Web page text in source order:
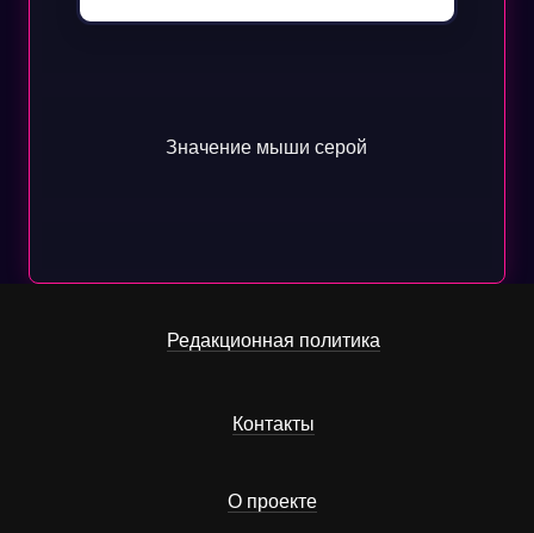
Значение мыши серой
Редакционная политика
Контакты
О проекте